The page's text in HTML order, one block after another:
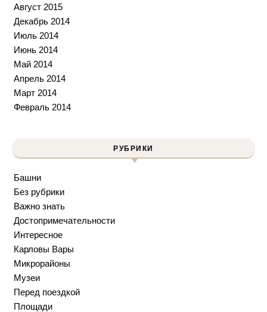
Август 2015
Декабрь 2014
Июль 2014
Июнь 2014
Май 2014
Апрель 2014
Март 2014
Февраль 2014
РУБРИКИ
Башни
Без рубрики
Важно знать
Достопримечательности
Интересное
Карловы Вары
Микрорайоны
Музеи
Перед поездкой
Площади